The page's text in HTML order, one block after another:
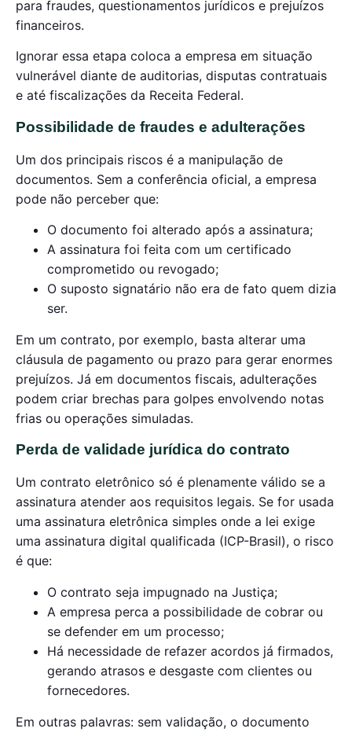
para fraudes, questionamentos jurídicos e prejuízos
financeiros.
Ignorar essa etapa coloca a empresa em situação
vulnerável diante de auditorias, disputas contratuais
e até fiscalizações da Receita Federal.
Possibilidade de fraudes e adulterações
Um dos principais riscos é a manipulação de
documentos. Sem a conferência oficial, a empresa
pode não perceber que:
O documento foi alterado após a assinatura;
A assinatura foi feita com um certificado
comprometido ou revogado;
O suposto signatário não era de fato quem dizia
ser.
Em um contrato, por exemplo, basta alterar uma
cláusula de pagamento ou prazo para gerar enormes
prejuízos. Já em documentos fiscais, adulterações
podem criar brechas para golpes envolvendo notas
frias ou operações simuladas.
Perda de validade jurídica do contrato
Um contrato eletrônico só é plenamente válido se a
assinatura atender aos requisitos legais. Se for usada
uma assinatura eletrônica simples onde a lei exige
uma assinatura digital qualificada (ICP-Brasil), o risco
é que:
O contrato seja impugnado na Justiça;
A empresa perca a possibilidade de cobrar ou
se defender em um processo;
Há necessidade de refazer acordos já firmados,
gerando atrasos e desgaste com clientes ou
fornecedores.
Em outras palavras: sem validação, o documento